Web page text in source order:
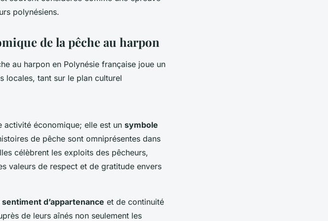
polynésiens.
de la pêche au harpon
au harpon en Polynésie française joue un
locales, tant sur le plan culturel
activité économique; elle est un symbole
de pêche sont omniprésentes dans
célèbrent les exploits des pêcheurs,
valeurs de respect et de gratitude envers
sentiment d’appartenance et de continuité
de leurs aînés non seulement les